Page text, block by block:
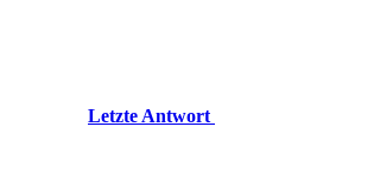
Letzte Antwort